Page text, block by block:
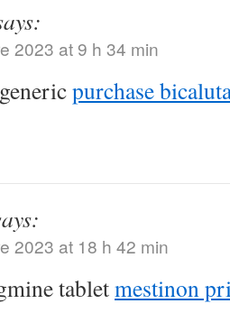
2023 at 9 h 34 min
purchase
2023 at 18 h 42 min
tabletmestinon